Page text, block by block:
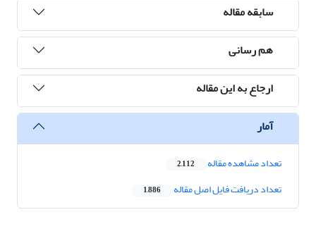
سابقه مقاله
هم رسانی
ارجاع به این مقاله
آمار
تعداد مشاهده مقاله 2,112
تعداد دریافت فایل اصل مقاله 1,886